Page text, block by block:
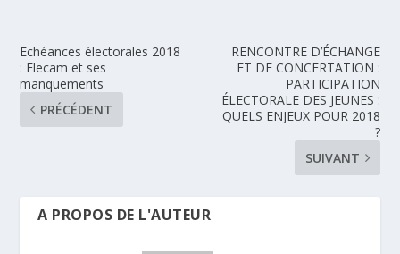
Echéances électorales 2018
: Elecam et ses
manquements
PRÉCÉDENT
RENCONTRE D’ÉCHANGE
ET DE CONCERTATION :
PARTICIPATION
ÉLECTORALE DES JEUNES :
QUELS ENJEUX POUR 2018
?
SUIVANT
A PROPOS DE L'AUTEUR